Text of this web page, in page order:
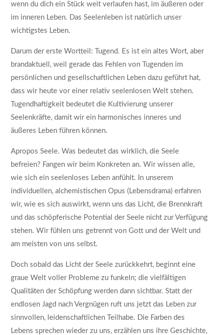
wenn du dich ein Stück weit verlaufen hast, im äußeren oder
im inneren Leben. Das Seelenleben ist natürlich unser
wichtigstes Leben.
Darum der erste Wortteil: Tugend. Es ist ein altes Wort, aber
brandaktuell, weil gerade das Fehlen von Tugenden im
persönlichen und gesellschaftlichen Leben dazu geführt hat,
dass wir heute vor einer relativ seelenlosen Welt stehen.
Tugendhaftigkeit bedeutet die Kultivierung unserer
Seelenkräfte, damit wir ein harmonisches inneres und
äußeres Leben führen können.
Apropos Seele. Was bedeutet das wirklich, die Seele
befreien? Fangen wir beim Konkreten an. Wir wissen alle,
wie sich ein seelenloses Leben anfühlt. In unserem
individuellen, alchemistischen Opus (Lebensdrama) erfahren
wir, wie es sich auswirkt, wenn uns das Licht, die Brennkraft
und das schöpferische Potential der Seele nicht zur Verfügung
stehen. Wir fühlen uns getrennt von Gott und der Welt und
am meisten von uns selbst.
Doch sobald das Licht der Seele zurückkehrt, beginnt eine
graue Welt voller Probleme zu funkeln; die vielfältigen
Qualitäten der Schöpfung werden dann sichtbar. Statt der
endlosen Jagd nach Vergnügen ruft uns jetzt das Leben zur
sinnvollen, leidenschaftlichen Teilhabe. Die Farben des
Lebens sprechen wieder zu uns, erzählen uns ihre Geschichte,